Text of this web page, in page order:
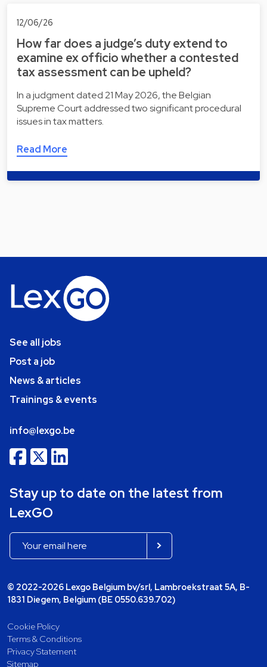
12/06/26
How far does a judge’s duty extend to
examine ex officio whether a contested
tax assessment can be upheld?
In a judgment dated 21 May 2026, the Belgian
Supreme Court addressed two significant procedural
issues in tax matters.
Read More
See all jobs
Post a job
News & articles
Trainings & events
info@lexgo.be
Stay up to date on the latest from
LexGO
© 2022-2026 Lexgo Belgium bv/srl, Lambroekstraat 5A, B-
1831 Diegem, Belgium (BE 0550.639.702)
Cookie Policy
Terms & Conditions
Privacy Statement
Sitemap